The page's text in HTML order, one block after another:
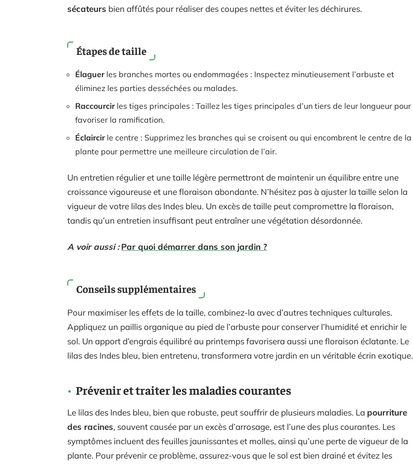
sécateurs bien affûtés pour réaliser des coupes nettes et éviter les déchirures.
Étapes de taille
Élaguerles branches mortes ou endommagées : Inspectez minutieusement l’arbuste et
éliminez les parties desséchées ou malades.
Raccourcirles tiges principales : Taillez les tiges principales d’un tiers de leur longueur pour
favoriser la ramification.
Éclaircirle centre : Supprimez les branches qui se croisent ou qui encombrent le centre de la
plante pour permettre une meilleure circulation de l’air.
Un entretien régulier et une taille légère permettront de maintenir un équilibre entre une
croissance vigoureuse et une floraison abondante. N’hésitez pas à ajuster la taille selon la
vigueur de votre lilas des Indes bleu. Un excès de taille peut compromettre la floraison,
tandis qu’un entretien insuffisant peut entraîner une végétation désordonnée.
A voir aussi : Par quoi démarrer dans son jardin ?
Conseils supplémentaires
Pour maximiser les effets de la taille, combinez-la avec d’autres techniques culturales.
Appliquez un paillis organique au pied de l’arbuste pour conserver l’humidité et enrichir le
sol. Un apport d’engrais équilibré au printemps favorisera aussi une floraison éclatante. Le
lilas des Indes bleu, bien entretenu, transformera votre jardin en un véritable écrin exotique.
Prévenir et traiter les maladies courantes
Le lilas des Indes bleu, bien que robuste, peut souffrir de plusieurs maladies. La pourriture
des racines, souvent causée par un excès d’arrosage, est l’une des plus courantes. Les
symptômes incluent des feuilles jaunissantes et molles, ainsi qu’une perte de vigueur de la
plante. Pour prévenir ce problème, assurez-vous que le sol est bien drainé et évitez les